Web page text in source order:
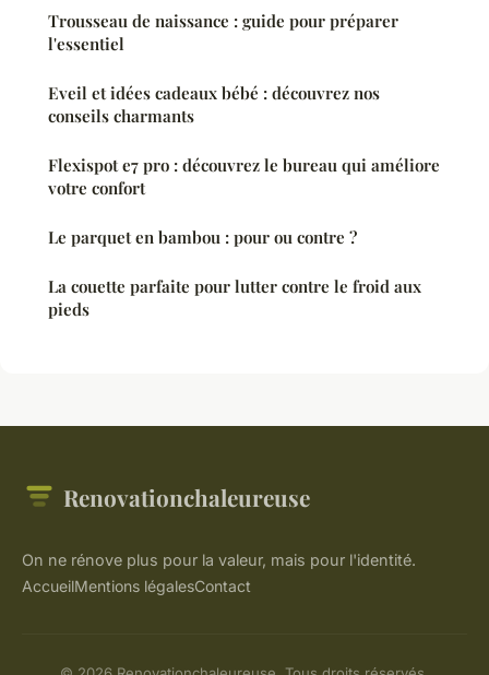
Trousseau de naissance : guide pour préparer
l'essentiel
Eveil et idées cadeaux bébé : découvrez nos
conseils charmants
Flexispot e7 pro : découvrez le bureau qui améliore
votre confort
Le parquet en bambou : pour ou contre ?
La couette parfaite pour lutter contre le froid aux
pieds
Renovationchaleureuse
On ne rénove plus pour la valeur, mais pour l'identité.
AccueilMentions légalesContact